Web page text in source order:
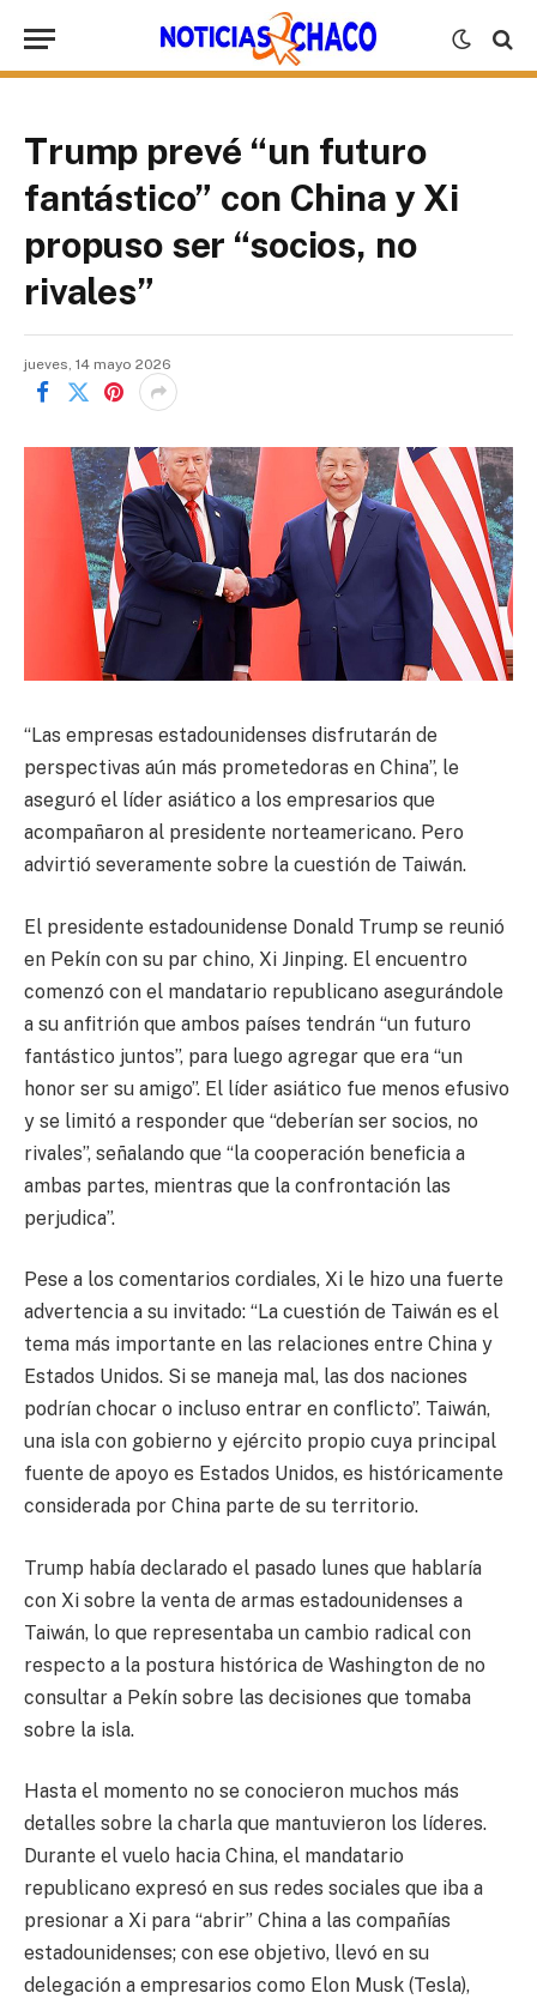
Trump prevé “un futuro
fantástico” con China y Xi
propuso ser “socios, no
rivales”
jueves, 14 mayo 2026
“Las empresas estadounidenses disfrutarán de
perspectivas aún más prometedoras en China”, le
aseguró el líder asiático a los empresarios que
acompañaron al presidente norteamericano. Pero
advirtió severamente sobre la cuestión de Taiwán.
El presidente estadounidense Donald Trump se reunió
en Pekín con su par chino, Xi Jinping. El encuentro
comenzó con el mandatario republicano asegurándole
a su anfitrión que ambos países tendrán “un futuro
fantástico juntos”, para luego agregar que era “un
honor ser su amigo”. El líder asiático fue menos efusivo
y se limitó a responder que “deberían ser socios, no
rivales”, señalando que “la cooperación beneficia a
ambas partes, mientras que la confrontación las
perjudica”.
Pese a los comentarios cordiales, Xi le hizo una fuerte
advertencia a su invitado: “La cuestión de Taiwán es el
tema más importante en las relaciones entre China y
Estados Unidos. Si se maneja mal, las dos naciones
podrían chocar o incluso entrar en conflicto”. Taiwán,
una isla con gobierno y ejército propio cuya principal
fuente de apoyo es Estados Unidos, es históricamente
considerada por China parte de su territorio.
Trump había declarado el pasado lunes que hablaría
con Xi sobre la venta de armas estadounidenses a
Taiwán, lo que representaba un cambio radical con
respecto a la postura histórica de Washington de no
consultar a Pekín sobre las decisiones que tomaba
sobre la isla.
Hasta el momento no se conocieron muchos más
detalles sobre la charla que mantuvieron los líderes.
Durante el vuelo hacia China, el mandatario
republicano expresó en sus redes sociales que iba a
presionar a Xi para “abrir” China a las compañías
estadounidenses; con ese objetivo, llevó en su
delegación a empresarios como Elon Musk (Tesla),